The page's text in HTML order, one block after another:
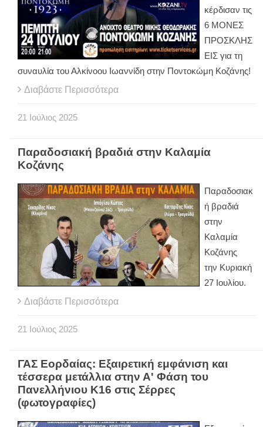
κέρδισαν τις
6 ΜΟΝΕΣ
ΠΡΟΣΚΛΗΣ
ΕΙΣ για τη
συναυλία του Αλκίνοου Ιωαννίδη στην Ποντοκώμη Κοζάνης!
Διαβάστε Περισσότερα
21 Ιούλιος 2025
Παραδοσιακή βραδιά στην Καλαμία
Κοζάνης
Παραδοσιακ
ή βραδιά
στην
Καλαμία
Κοζάνης
την Κυριακή
27 Ιουλίου.
Διαβάστε Περισσότερα
21 Ιούλιος 2025
ΓΑΣ Εορδαίας: Εξαιρετική εμφάνιση και
τέσσερα μετάλλια στην Α' Φάση του
Πανελλήνιου Κ16 στις Σέρρες
(φωτογραφίες)